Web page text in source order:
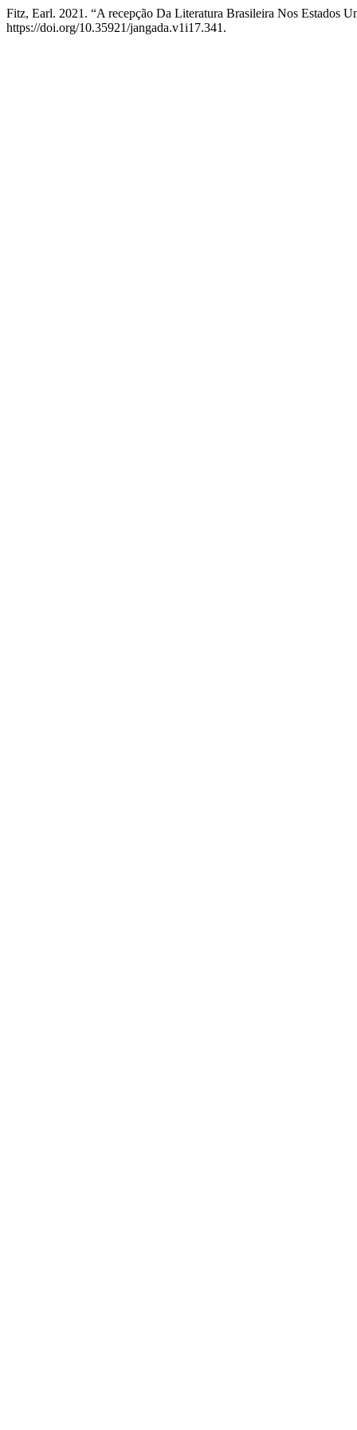
Fitz, Earl. 2021. “A recepção Da Literatura Brasileira Nos Estados
https://doi.org/10.35921/jangada.v1i17.341.